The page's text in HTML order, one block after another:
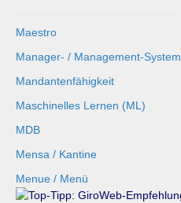
Maestro
Manager- / Management-System
Mandantenfähigkeit
Maschinelles Lernen (ML)
MDB
Mensa / Kantine
Menue / Menü